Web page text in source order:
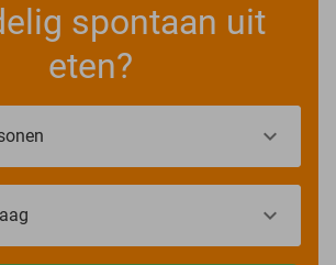
spontaan uit
eten?